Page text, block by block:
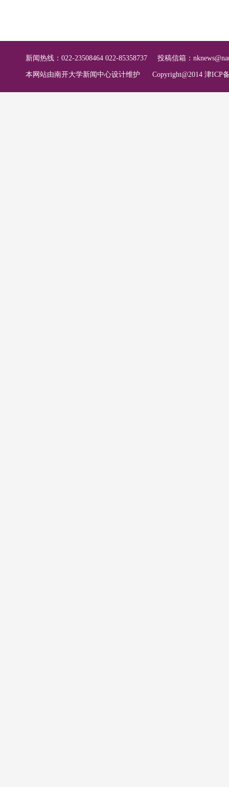
新闻热线：022-23508464 022-85358737 投稿信箱：
本网站由南开大学新闻中心设计维护 Copyright@2014 津ICP